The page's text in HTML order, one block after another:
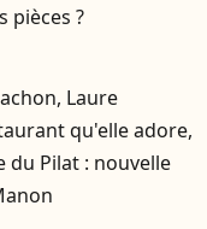
pièces ?
Laure
qu'elle adore,
du Pilat : nouvelle